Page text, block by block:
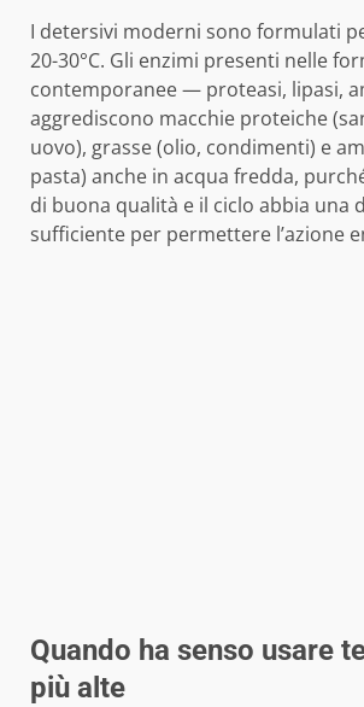
I detersivi moderni sono formulati
20-30°C. Gli enzimi presenti nelle
contemporanee — proteasi, lipasi,
aggrediscono macchie proteiche
uovo), grasse (olio, condimenti) e
pasta) anche in acqua fredda,
di buona qualità e il ciclo abbia una
sufficiente per permettere l’azione
Quando ha senso usare
più alte